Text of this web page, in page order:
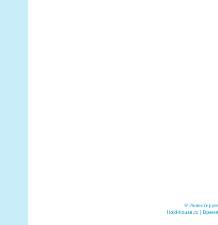
©
Hold-house.ru |